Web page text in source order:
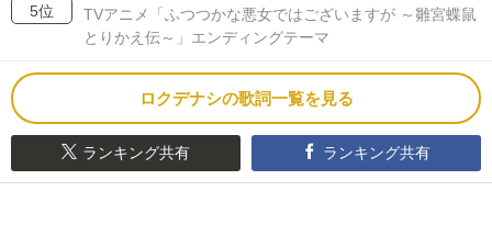
5位
TVアニメ「ふつつかな悪女ではございますが ～雛宮蝶鼠
とりかえ伝～」エンディングテーマ
ロクデナシの歌詞一覧を見る
ランキング共有 ランキング共有